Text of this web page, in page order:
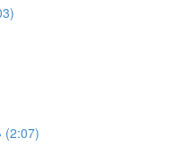
(2:07)